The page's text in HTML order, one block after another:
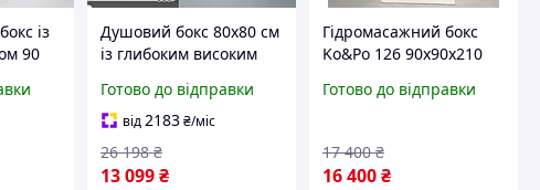
із
90
Душовий бокс 80х80 см
із глибоким високим
см сидінням тоноване
скло розсувні двері
Гідробокс
Готово до відправки
від2183 ₴/міс
13 099 ₴
26 198 ₴
Гідромасажний бокс
Ko&Po 126 90x90х210
душовий бокс матове
низьким піддоном
Готово до відправки
16 400₴
17 400 ₴